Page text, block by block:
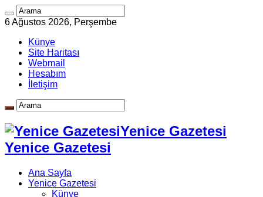
6 Ağustos 2026, Perşembe
Künye
Site Haritası
Webmail
Hesabım
İletişim
Yenice Gazetesi
Yenice Gazetesi
Ana Sayfa
Yenice Gazetesi
Künye